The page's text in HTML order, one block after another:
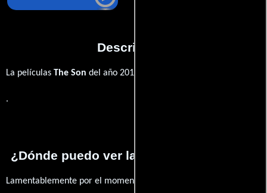
Descripción
La películas The Son del año 2010,
.
¿Dónde puedo ver la películas The Son?
Lamentablemente por el momento no contamos con enlaces a